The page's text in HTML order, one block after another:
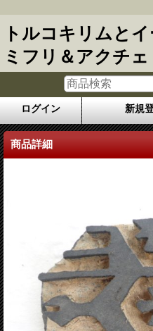
トルコキリムと
ミフリ＆アクチェ
ログイン 新規
商品詳細